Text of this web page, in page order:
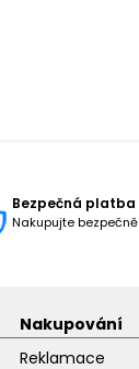
Bezpečná platba
Nakupujte bezpečně
Nakupování
Reklamace